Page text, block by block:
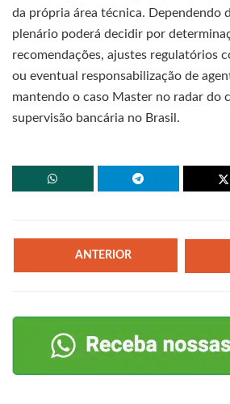
da própria área técnica. Dependendo
plenário poderá decidir por
recomendações, ajustes regulatórios
ou eventual responsabilização de
mantendo o caso Master no radar do
supervisão bancária no Brasil.
ANTERIOR